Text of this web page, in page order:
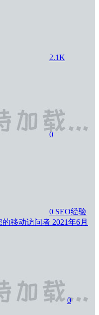
2.1K
0
0 SEO经验
的移动访问者 2021年6月
0